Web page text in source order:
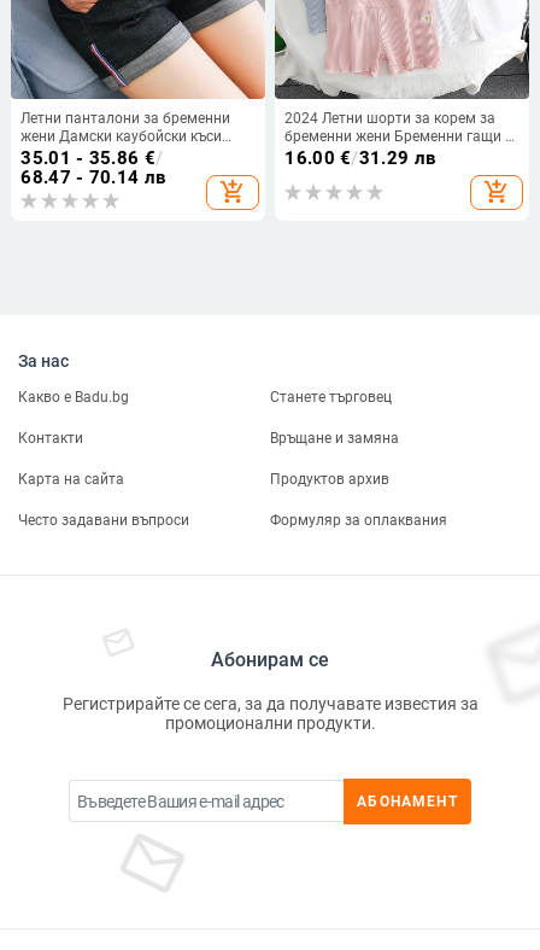
Летни панталони за бременни
жени Дамски каубойски къси
панталони Извън шорти
Поддържащи коремни панталони
Къси дънкови панталони за
бременни
35.01 - 35.86 €/
68.47 - 70.14 лв
add_shopping_cart
2024 Летни шорти за корем за
бременни жени Бременни гащи с
ниска талия Свободни
ежедневни спортни панталони
Модни шорти за бременни с
16.00 €/31.29 лв
add_shopping_cart
За нас
Какво е Badu.bg Станете търговец
Контакти Връщане и замяна
Карта на сайта Продуктов архив
Често задавани въпроси Формуляр за оплаквания
Абонирам се
Регистрирайте се сега, за да получавате известия за
промоционални продукти.
АБОНАМЕНТ